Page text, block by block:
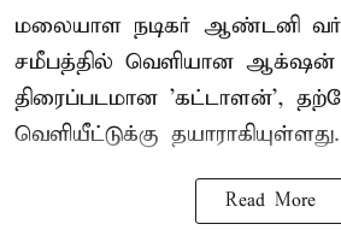
மலையாள நடிகர் ஆண்டனி
சமீபத்தில் வெளியான ஆக்‌ஷன்
திரைப்படமான 'கட்டாளன்',
வெளியீட்டுக்கு தயாராகியுள்ளது.
Read More